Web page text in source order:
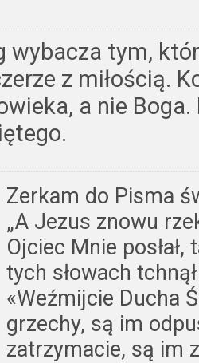
wybacza tym,
z miłością.
a nie
Zerkam do Pisma
„A Jezus znowu
Ojciec Mnie
tych słowach
«Weźmijcie Ducha
grzechy, są im
zatrzymacie, są im